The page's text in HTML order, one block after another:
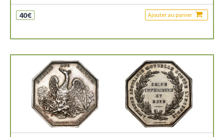
40€ Ajouter au panier